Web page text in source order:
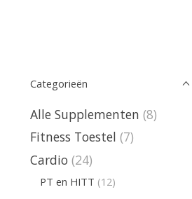
Categorieën
Alle Supplementen (8)
Fitness Toestel (7)
Cardio (24)
PT en HITT (12)